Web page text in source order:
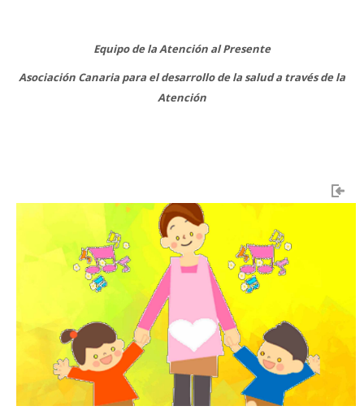
Equipo de la Atención al Presente
Asociación Canaria para el desarrollo de la salud a través de la
Atención